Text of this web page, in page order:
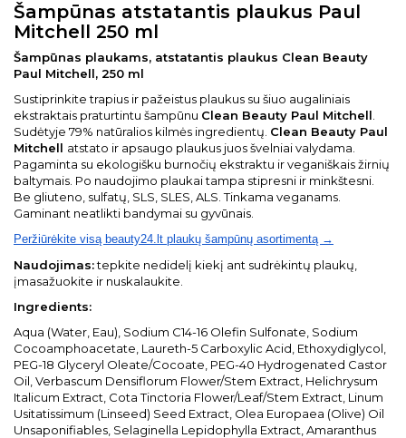
Šampūnas atstatantis plaukus Paul
Mitchell 250 ml
Šampūnas plaukams, atstatantis plaukus Clean Beauty
Paul Mitchell, 250 ml
Sustiprinkite trapius ir pažeistus plaukus su šiuo augaliniais
ekstraktais praturtintu šampūnu Clean Beauty Paul Mitchell
Sudėtyje 79% natūralios kilmės ingredientų. Clean Beauty Paul
Mitchell atstato ir apsaugo plaukus juos švelniai valydama.
Pagaminta su ekologišku burnočių ekstraktu ir veganiškais žirnių
baltymais. Po naudojimo plaukai tampa stipresni ir minkštesni.
Be gliuteno, sulfatų, SLS, SLES, ALS. Tinkama veganams.
Gaminant neatlikti bandymai su gyvūnais.
Peržiūrėkite visą beauty24.lt plaukų šampūnų asortimentą →
Naudojimas:tepkite nedidelį kiekį ant sudrėkintų plaukų,
įmasažuokite ir nuskalaukite.
Ingredients:
Aqua (Water, Eau), Sodium C14-16 Olefin Sulfonate, Sodium
Cocoamphoacetate, Laureth-5 Carboxylic Acid, Ethoxydiglycol,
PEG-18 Glyceryl Oleate/Cocoate, PEG-40 Hydrogenated Castor
Oil, Verbascum Densiflorum Flower/Stem Extract, Helichrysum
Italicum Extract, Cota Tinctoria Flower/Leaf/Stem Extract, Linum
Usitatissimum (Linseed) Seed Extract, Olea Europaea (Olive) Oil
Unsaponifiables, Selaginella Lepidophylla Extract, Amaranthus